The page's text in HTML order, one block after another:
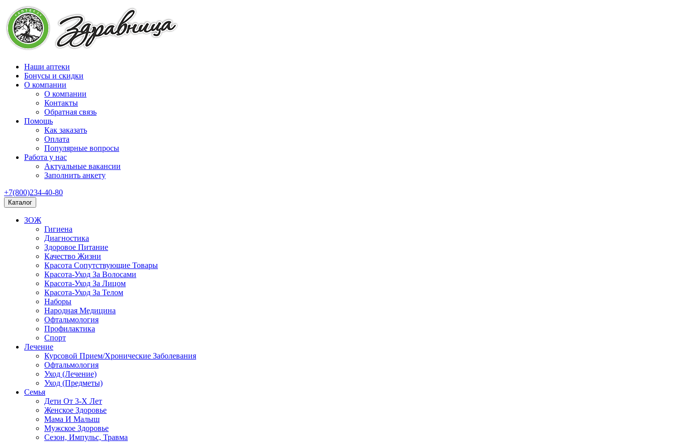
Наши аптеки
Бонусы и скидки
О компании
О компании
Контакты
Обратная связь
Помощь
Как заказать
Оплата
Популярные вопросы
Работа у нас
Актуальные вакансии
Заполнить анкету
+7(800)234-40-80
Каталог
ЗОЖ
Гигиена
Диагностика
Здоровое Питание
Качество Жизни
Красота Сопутствующие Товары
Красота-Уход За Волосами
Красота-Уход За Лицом
Красота-Уход За Телом
Наборы
Народная Медицина
Офтальмология
Профилактика
Спорт
Лечение
Курсовой Прием/Хронические Заболевания
Офтальмология
Уход (Лечение)
Уход (Предметы)
Семья
Дети От 3-Х Лет
Женское Здоровье
Мама И Малыш
Мужское Здоровье
Сезон, Импульс, Травма